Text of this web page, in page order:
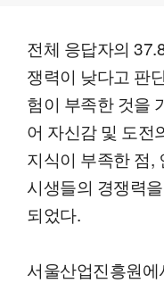
전체 응답자의
쟁력이 낮다고 판
험이 부족한 것을
어 자신감 및 도전
지식이 부족한 점,
시생들의 경쟁력
되었다.
서울산업진흥원